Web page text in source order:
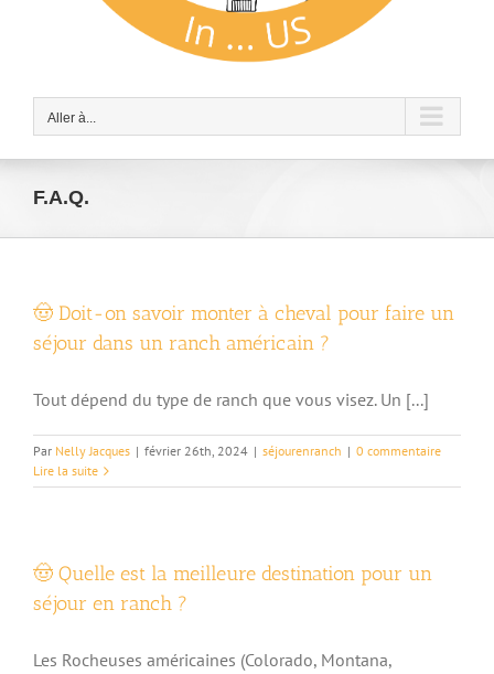
Aller à...
F.A.Q.
🤠 Doit-on savoir monter à cheval pour faire un
séjour dans un ranch américain ?
Tout dépend du type de ranch que vous visez. Un [...]
Par Nelly Jacques | février 26th, 2024 | séjourenranch | 0 commentaire
Lire la suite
🤠 Quelle est la meilleure destination pour un
séjour en ranch ?
Les Rocheuses américaines (Colorado, Montana,